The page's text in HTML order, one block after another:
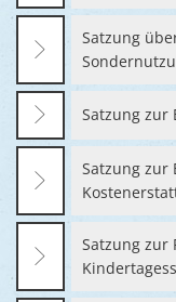
Satzung
Satzung zur
Satzung zur
Satzung zur